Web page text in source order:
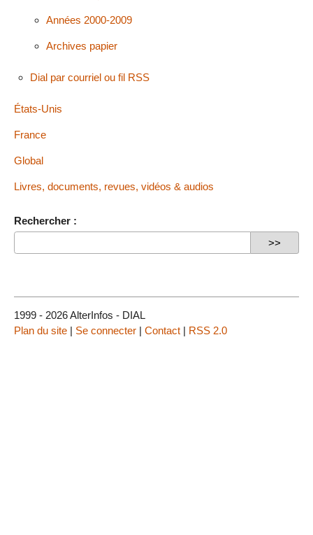
Années 2000-2009
Archives papier
Dial par courriel ou fil RSS
États-Unis
France
Global
Livres, documents, revues, vidéos & audios
Rechercher :
1999 - 2026 AlterInfos - DIAL
Plan du site | Se connecter | Contact | RSS 2.0